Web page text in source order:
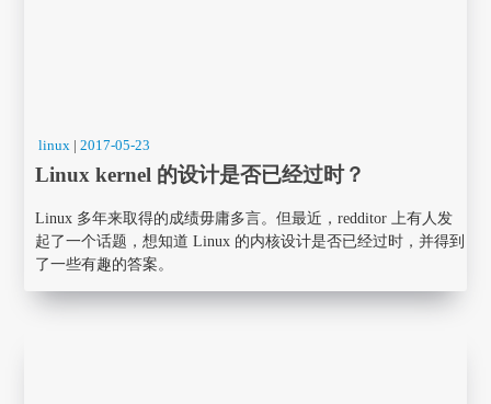
linux |2017-05-23
Linux kernel 的设计是否已经过时？
Linux 多年来取得的成绩毋庸多言。但最近，redditor 上有人发
起了一个话题，想知道 Linux 的内核设计是否已经过时，并得到
了一些有趣的答案。